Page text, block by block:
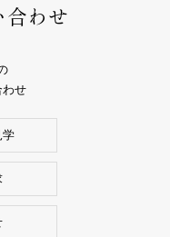
合わせ
わせ
学